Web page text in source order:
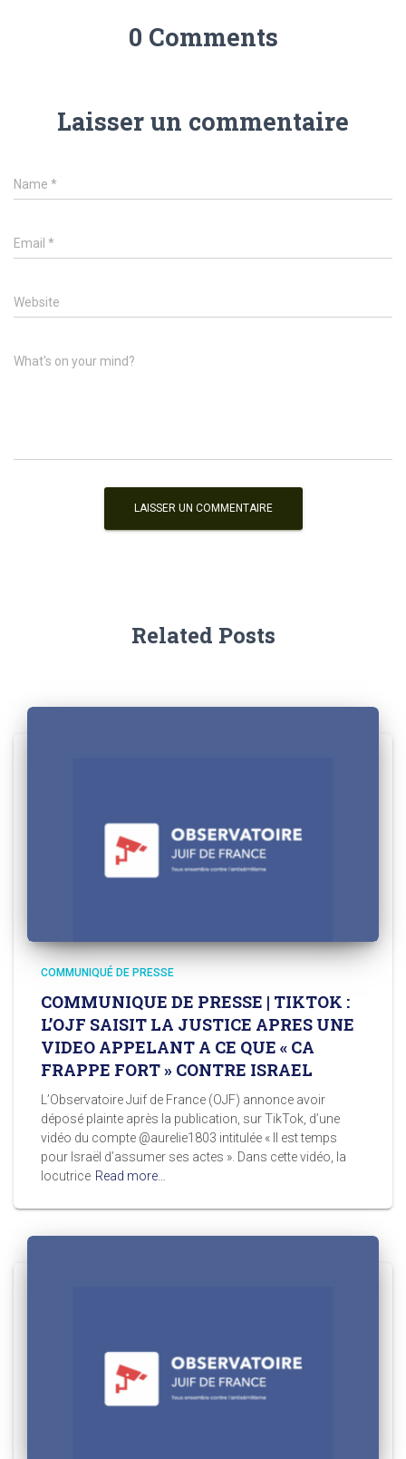
0 Comments
Laisser un commentaire
Name *
Email *
Website
What's on your mind?
Related Posts
COMMUNIQUÉ DE PRESSE
COMMUNIQUE DE PRESSE | TIKTOK :
L’OJF SAISIT LA JUSTICE APRES UNE
VIDEO APPELANT A CE QUE « CA
FRAPPE FORT » CONTRE ISRAEL
L’Observatoire Juif de France (OJF) annonce avoir
déposé plainte après la publication, sur TikTok, d’une
vidéo du compte @aurelie1803 intitulée « Il est temps
pour Israël d’assumer ses actes ». Dans cette vidéo, la
locutrice Read more…